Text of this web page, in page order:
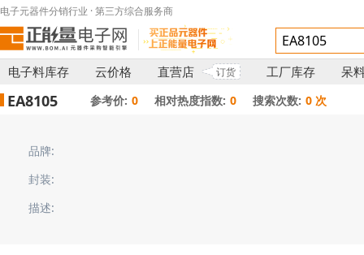
电子元器件分销行业 · 第三方综合服务商
电子料库存 云价格 直营店 订货 工厂库存 呆
EA8105 参考价: 0 相对热度指数: 0 搜索次数: 0 次
品牌:
封装:
描述: